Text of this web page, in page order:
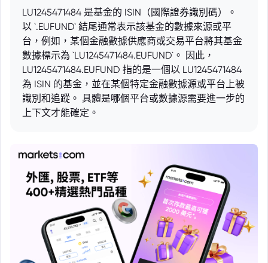
LU1245471484 是基金的 ISIN（國際證券識別碼）。
以 `.EUFUND` 結尾通常表示該基金的數據來源或平
台，例如，某個金融數據供應商或交易平台將其基金
數據標示為 `LU1245471484.EUFUND`。 因此，
LU1245471484.EUFUND 指的是一個以 LU1245471484
為 ISIN 的基金，並在某個特定金融數據源或平台上被
識別和追蹤。 具體是哪個平台或數據源需要進一步的
上下文才能確定。